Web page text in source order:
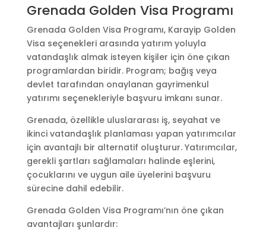
Grenada Golden Visa Programı
Grenada Golden Visa Programı, Karayip Golden
Visa seçenekleri arasında yatırım yoluyla
vatandaşlık almak isteyen kişiler için öne çıkan
programlardan biridir. Program; bağış veya
devlet tarafından onaylanan gayrimenkul
yatırımı seçenekleriyle başvuru imkanı sunar.
Grenada, özellikle uluslararası iş, seyahat ve
ikinci vatandaşlık planlaması yapan yatırımcılar
için avantajlı bir alternatif oluşturur. Yatırımcılar,
gerekli şartları sağlamaları halinde eşlerini,
çocuklarını ve uygun aile üyelerini başvuru
sürecine dahil edebilir.
Grenada Golden Visa Programı’nın öne çıkan
avantajları şunlardır: